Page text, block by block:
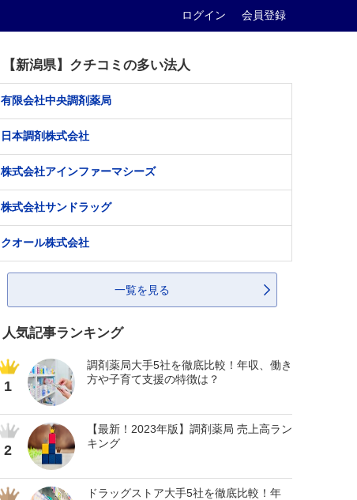
ログイン 会員登録
【新潟県】クチコミの多い法人
有限会社中央調剤薬局
日本調剤株式会社
株式会社アインファーマシーズ
株式会社サンドラッグ
クオール株式会社
一覧を見る
人気記事ランキング
1
調剤薬局大手5社を徹底比較！年収、働き
方や子育て支援の特徴は？
2
【最新！2023年版】調剤薬局 売上高ラン
キング
ドラッグストア大手5社を徹底比較！年